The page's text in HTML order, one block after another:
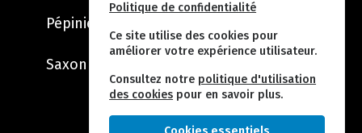
Pépinière
Saxon
Politique de confidentialité
Ce site utilise des cookies pour
améliorer votre expérience utilisateur.
Consultez notre politique d'utilisation
des cookies pour en savoir plus.